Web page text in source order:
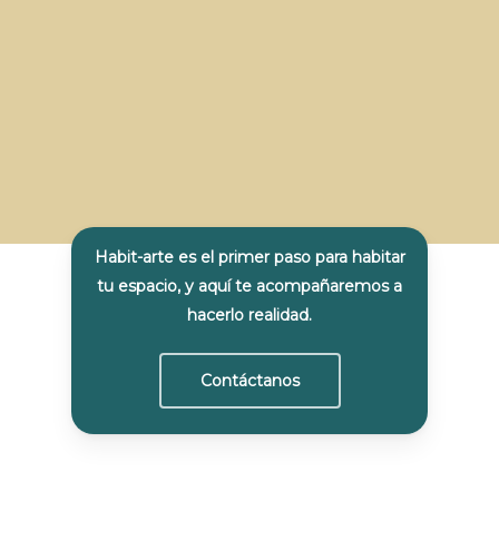
Habit-arte es el primer paso para habitar
tu espacio, y aquí te acompañaremos a
hacerlo realidad.
Contáctanos